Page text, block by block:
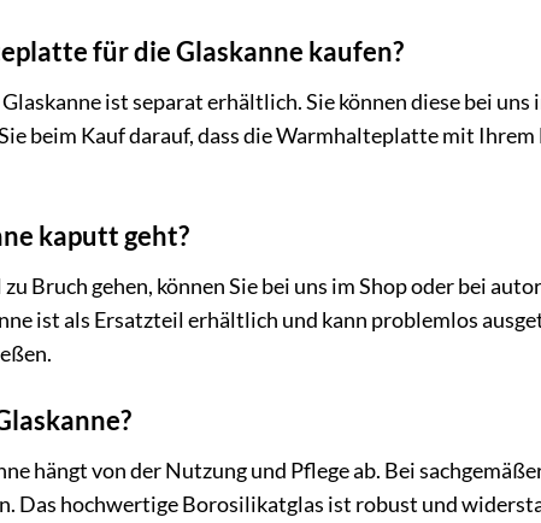
für die Glaskanne kaufen?
ist separat erhältlich. Sie können diese bei
beim Kauf darauf, dass die Warmhalteplatte mit
kaputt geht?
Bruch gehen, können Sie bei uns im Shop oder bei
ist als Ersatzteil erhältlich und kann problemlos
hängt von der Nutzung und Pflege ab. Bei
Das hochwertige Borosilikatglas ist robust und